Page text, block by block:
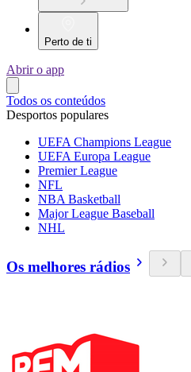
Perto de ti
Abrir o app
Todos os conteúdos
Desportos populares
UEFA Champions League
UEFA Europa League
Premier League
NFL
NBA Basketball
Major League Baseball
NHL
Os melhores rádios